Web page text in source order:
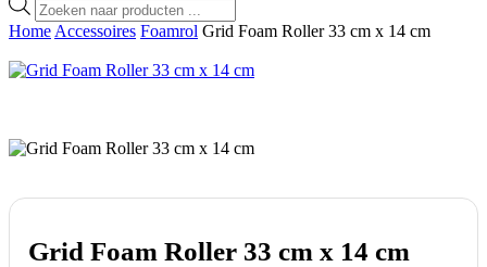
zoeken
Home Accessoires Foamrol Grid Foam Roller 33 cm x 14 cm
Grid Foam Roller 33 cm x 14 cm